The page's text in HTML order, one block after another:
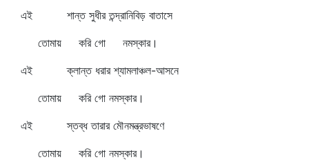
এই শান্ত সুধীর তন্দ্রানিবিড় বাতাসে
তোমায় করি গো নমস্কার।
এই ক্লান্ত ধরার শ্যামলাঞ্চল-আসনে
তোমায় করি গো নমস্কার।
এই স্তব্ধ তারার মৌনমন্ত্রভাষণে
তোমায় করি গো নমস্কার।